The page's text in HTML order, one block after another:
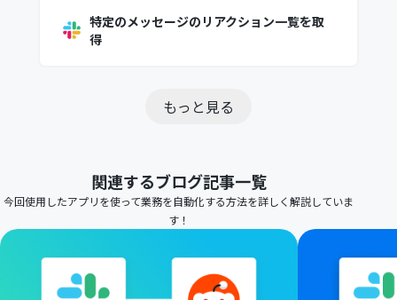
特定のメッセージのリアクション一覧を取
得
もっと見る
関連するブログ記事一覧
今回使用したアプリを使って業務を自動化する方法を詳しく解説していま
す！